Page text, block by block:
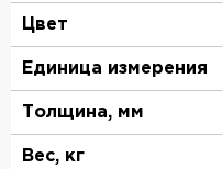
Цвет
Единица измерения
Толщина, мм
Вес, кг